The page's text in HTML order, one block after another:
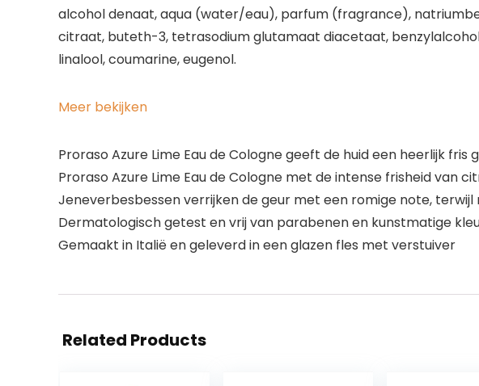
alcohol denaat, aqua (water/eau), parfum (fragrance),
citraat, buteth-3, tetrasodium glutamaat diacetaat,
linalool, coumarine, eugenol.
Meer bekijken
Proraso Azure Lime Eau de Cologne geeft de huid een heerlijk fris
Proraso Azure Lime Eau de Cologne met de intense frisheid van
Jeneverbesbessen verrijken de geur met een romige note,
Dermatologisch getest en vrij van parabenen en kunstmatige
Gemaakt in Italië en geleverd in een glazen fles met verstuiver
Related Products